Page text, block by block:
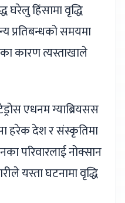
घरेलु हिंसामा वृद्धि
प्रतिबन्धको समयमा
कारण त्यस्ताखाले
एधनम ग्याब्रियसस
हरेक देश र संस्कृतिमा
परिवारलाई नोक्सान
यस्ता घटनामा वृद्धि